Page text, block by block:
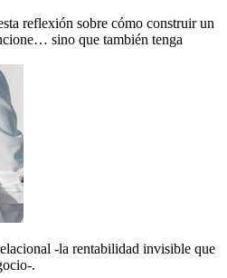
reflexión sobre cómo construir un
sino que también tenga
-la rentabilidad invisible que
.